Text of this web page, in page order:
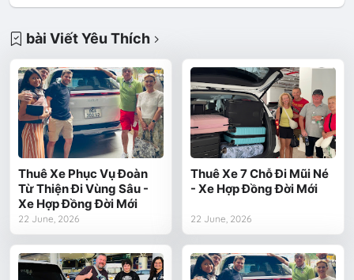
bài Viết Yêu Thích
Thuê Xe Phục Vụ Đoàn
Từ Thiện Đi Vùng Sâu -
Xe Hợp Đồng Đời Mới
22 June, 2026
Thuê Xe 7 Chỗ Đi Mũi Né
- Xe Hợp Đồng Đời Mới
22 June, 2026